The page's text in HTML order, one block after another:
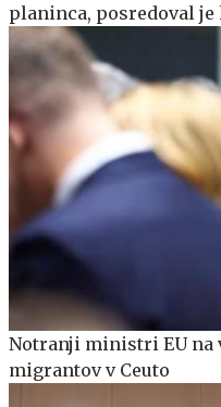
planinca, posredoval
Notranji ministri EU na
migrantov v Ceuto